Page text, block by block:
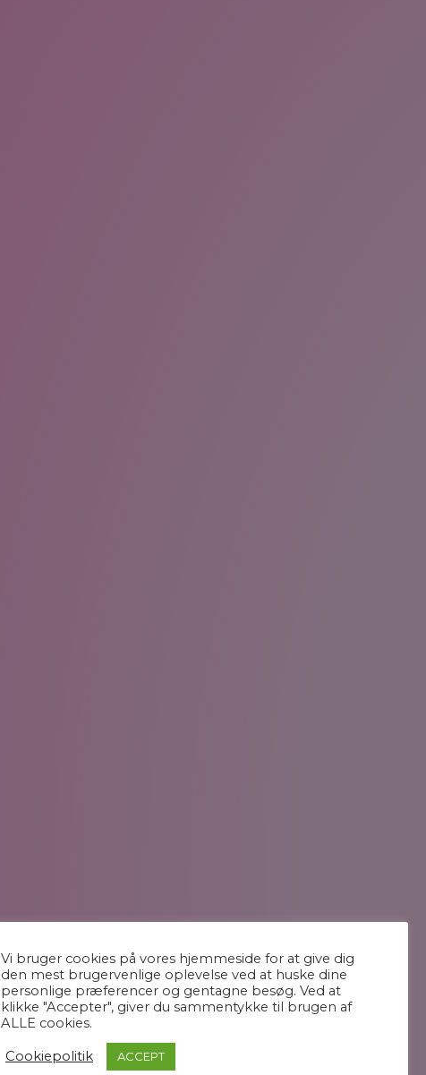
Vi bruger cookies på vores hjemmeside for at give dig
den mest brugervenlige oplevelse ved at huske dine
personlige præferencer og gentagne besøg. Ved at
klikke "Accepter", giver du sammentykke til brugen af
ALLE cookies.
Cookiepolitik ACCEPT